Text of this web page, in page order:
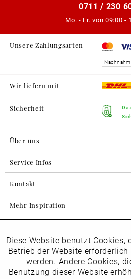
0711 / 230
Mo. - Fr. von 09:00 -
Unsere Zahlungsarten
Wir liefern mit
Sicherheit
Über uns
Service Infos
Kontakt
Mehr Inspiration
Folgen Sie uns auf
horsch_schuhe
Funktionale
Marketing
Diese Website benutzt Cookies,
Betrieb der Website
werden. Andere Cookies,
Benutzung dieser Website